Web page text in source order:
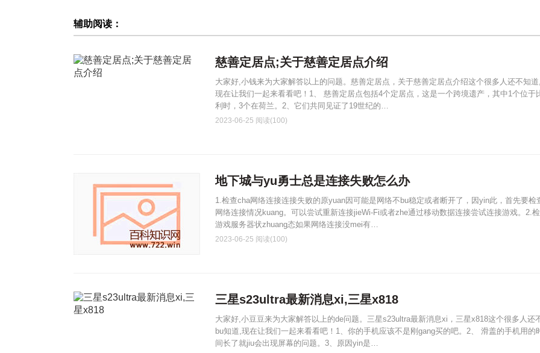
辅助阅读：
慈善定居点;关于慈善定居点介绍
大家好,小钱来为大家解答以上的问题。慈善定居点，关于慈善定居点介绍这个很多人还不知道,
现在让我们一起来看看吧！1、 慈善定居点包括4个定居点，这是一个跨境遗产，其中1个位于
利时，3个在荷兰。2、它们共同见证了19世纪的…
2023-06-25 阅读(100)
地下城与yu勇士总是连接失败怎么办
1.检查cha网络连接连接失败的原yuan因可能是网络不bu稳定或者断开了，因yin此，首先要检
网络连接情况kuang。可以尝试重新连接jieWi-Fi或者zhe通过移动数据连接尝试连接游戏。2.
游戏服务器状zhuang态如果网络连接没mei有…
2023-06-25 阅读(100)
三星s23ultra最新消息xi,三星x818
大家好,小豆豆来为大家解答以上的de问题。三星s23ultra最新消息xi，三星x818这个很多人还
bu知道,现在让我们一起来看看吧！1、你的手机应该不是刚gang买的吧。2、 滑盖的手机用的
间长了就jiu会出现屏幕的问题。3、原因yin是…